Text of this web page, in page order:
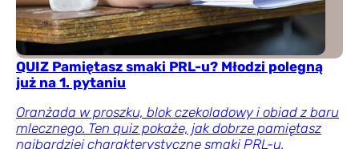
QUIZ Pamiętasz smaki PRL-u? Młodzi polegną
już na 1. pytaniu
Oranżada w proszku, blok czekoladowy i obiad z baru
mlecznego. Ten quiz pokaże, jak dobrze pamiętasz
najbardziej charakterystyczne smaki PRL-u.